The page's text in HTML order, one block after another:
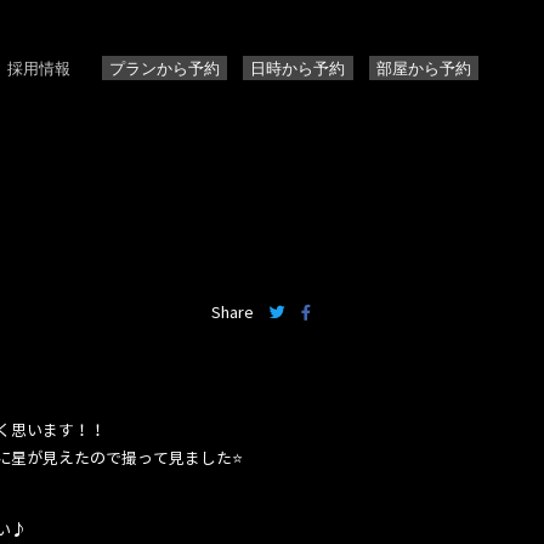
採用情報 プランから予約 日時から予約 部屋から予約
Share
思います！！
が見えたので撮って見ました⭐️
♪